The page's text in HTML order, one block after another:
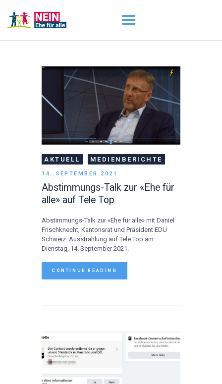
START
AKTUELL
DARUM GEHT ES
ÜBER UNS
DOWNLOADS
AKTUELL MEDIENBERICHTE
14. SEPTEMBER 2021
Abstimmungs-Talk zur «Ehe für
alle» auf Tele Top
Abstimmungs-Talk zur «Ehe für alle» mit Daniel
Frischknecht, Kantonsrat und Präsident EDU
Schweiz. Ausstrahlung auf Tele Top am
Dienstag, 14. September 2021.
CONTINUE READING